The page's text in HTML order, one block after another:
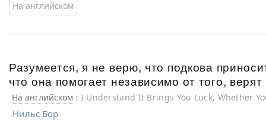
На английском
Разумеется, я не верю, что подкова
что она помогает независимо от того,
На английском : I Understand It Brings You Luck, Whether
Нильс Бор